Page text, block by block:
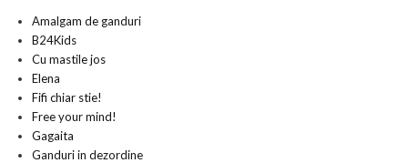
Amalgam de ganduri
B24Kids
Cu mastile jos
Elena
Fifi chiar stie!
Free your mind!
Gagaita
Ganduri in dezordine